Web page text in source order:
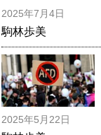
2025年7月4日
駒林歩美
2025年5月22日